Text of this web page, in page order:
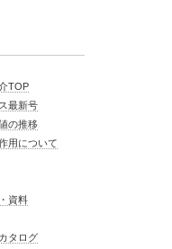
TOP
最新号
の推移
用について
資料
タログ